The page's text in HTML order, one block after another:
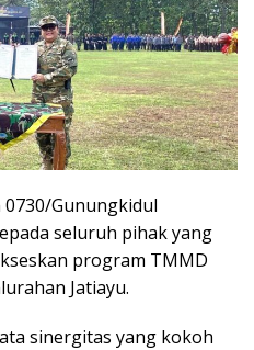
0730/Gunungkidul
seluruh pihak yang
program TMMD
Jatiayu.
sinergitas yang kokoh